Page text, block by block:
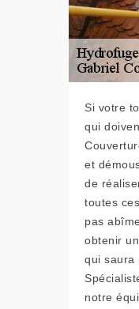
Si votre
qui
et
de
toutes
pas
obtenir
qui saura
notre